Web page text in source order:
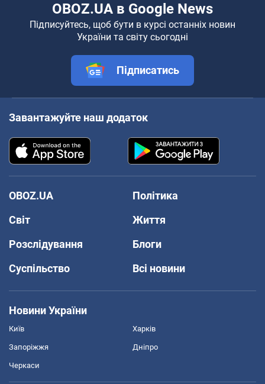
OBOZ.UA в Google News
Підписуйтесь, щоб бути в курсі останніх новин
України та світу сьогодні
Підписатись
Завантажуйте наш додаток
OBOZ.UA
Політика
Світ
Життя
Розслідування
Блоги
Суспільство
Всі новини
Новини України
Київ Харків
Запоріжжя Дніпро
Черкаси